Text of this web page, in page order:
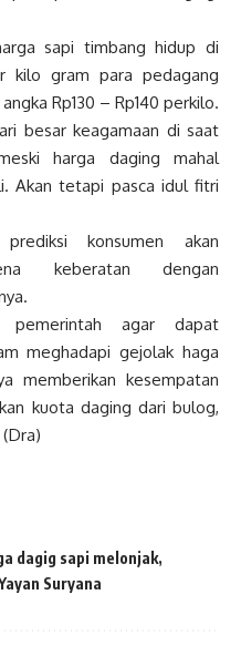
sapi timbang hidup di
kilo gram para pedagang
Rp130 – Rp140 perkilo.
besar keagamaan di saat
harga daging mahal
Akan tetapi pasca idul fitri
konsumen akan
keberatan dengan
pemerintah agar dapat
meghadapi gejolak haga
memberikan kesempatan
kuota daging dari bulog,
dagig sapi melonjak
Suryana